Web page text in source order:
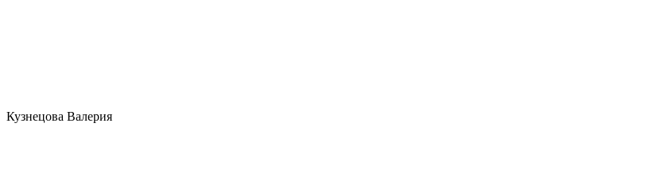
Кузнецова Валерия